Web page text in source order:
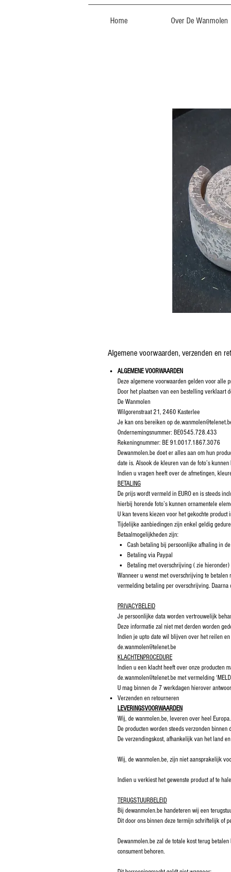
Home Over De Wanmolen
Algemene voorwaarden, verzenden en
ALGEMENE VOORWAARDEN
Deze algemene voorwaarden gelden voor alle
Door het plaatsen van een bestelling verklaart
De Wanmolen
Wilgorenstraat 21, 2460 Kasterlee
Je kan ons bereiken op
Ondernemingsnummer: BE0545.728.433
Rekeningnummer: BE 91.0017.1867.3076
Dewanmolen.be doet er alles aan om hun
date is. Alsook de kleuren van de foto’s
Indien u vragen heeft over de afmetingen,
BETALING
De prijs wordt vermeld in EURO en is steeds
hierbij horende foto’s kunnen ornamentele
U kan tevens kiezen voor het gekochte
Tijdelijke aanbiedingen zijn enkel geldig
Betaalmogelijkheden zijn:
Cash betaling bij persoonlijke afhaling in
Betaling via Paypal
Betaling met overschrijving ( zie hieronder)
Wanneer u wenst met overschrijving te
vermelding betaling per overschrijving. Daarna
PRIVACYBELEID
Je persoonlijke data worden vertrouwelijk
Deze informatie zal niet met derden worden
Indien je upto date wil blijven over het reilen
de.wanmolen@telenet.be
KLACHTENPROCEDURE
Indien u een klacht heeft over onze producten
de.wanmolen@telenet.be met vermelding
U mag binnen de 7 werkdagen hierover
Verzenden en retourneren
LEVERINGSVOORWAARDEN
Wij, de wanmolen.be, leveren over heel Europa.
De producten worden steeds verzonden
De verzendingskost, afhankelijk van het land
Wij, de wanmolen.be, zijn niet aansprakelijk
Indien u verkiest het gewenste product af te
TERUGSTUURBELEID
Bij dewanmolen.be handeteren wij een
Dit door ons binnen deze termijn schriftelijk of
Dewanmolen.be zal de totale kost terug
consument behoren.